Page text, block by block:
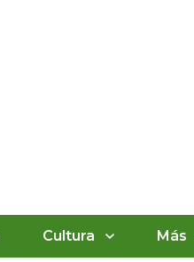
Cultura Más